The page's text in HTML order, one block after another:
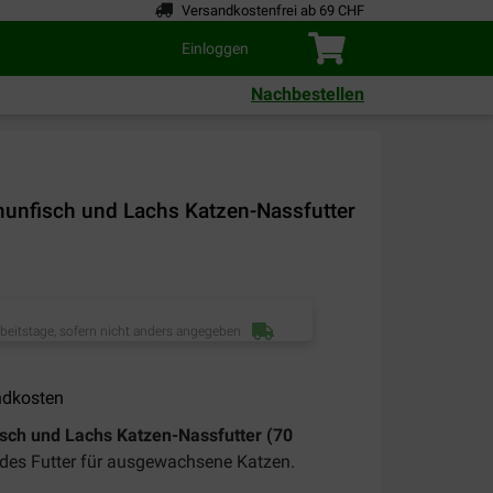
Versandkostenfrei ab 69 CHF
Einloggen
Nachbestellen
und Lachs Katzen-Nassfutter
sofern nicht anders angegeben
und Lachs Katzen-Nassfutter (70
Futter für ausgewachsene Katzen.